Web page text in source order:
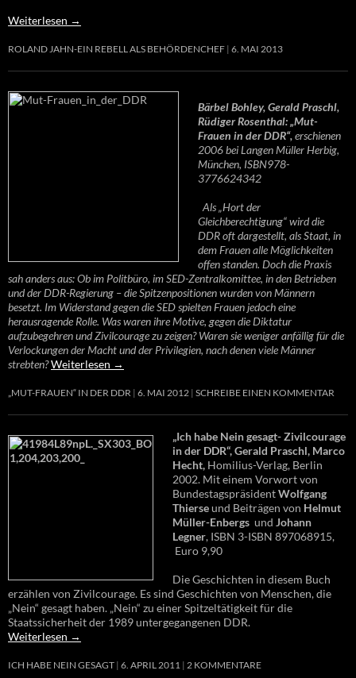
Weiterlesen →
ROLAND JAHN-EIN REBELL ALS BEHÖRDENCHEF 6. MAI 2013
Bärbel Bohley, Gerald Praschl,
Rüdiger Rosenthal: „Mut-
Frauen in der DDR“,erschienen
2006 bei Langen Müller Herbig,
München, ISBN978-
3776624342
Als „Hort der
Gleichberechtigung“ wird die
DDR oft dargestellt, als Staat, in
dem Frauen alle Möglichkeiten
offen standen. Doch die Praxis
sah anders aus: Ob im Politbüro, im SED-Zentralkomittee, in den Betrieben
und der DDR-Regierung – die Spitzenpositionen wurden von Männern
besetzt. Im Widerstand gegen die SED spielten Frauen jedoch eine
herausragende Rolle. Was waren ihre Motive, gegen die Diktatur
aufzubegehren und Zivilcourage zu zeigen? Waren sie weniger anfällig für die
Verlockungen der Macht und der Privilegien, nach denen viele Männer
strebten?Weiterlesen →
„MUT-FRAUEN“ IN DER DDR 6. MAI 2012 SCHREIBE EINEN KOMMENTAR
„Ich habe Nein gesagt- Zivilcourage
in der DDR“, Gerald Praschl, Marco
Hecht, Homilius-Verlag, Berlin
2002. Mit einem Vorwort von
BundestagspräsidentWolfgang
Thierseund Beiträgen von Helmut
Müller-Enbergs und Johann
Legner, ISBN 3-ISBN 897068915,
Euro 9,90
Die Geschichten in diesem Buch
erzählen von Zivilcourage. Es sind Geschichten von Menschen, die
„Nein“ gesagt haben. „Nein“ zu einer Spitzeltätigkeit für die
Staatssicherheit der 1989 untergegangenen DDR.
Weiterlesen →
ICH HABE NEIN GESAGT 6. APRIL 2011 2 KOMMENTARE